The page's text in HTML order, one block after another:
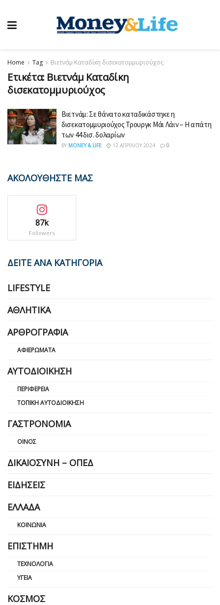
Home Tag Βιετνάμ Καταδίκη δισεκατομμυριούχος
Ετικέτα: Βιετνάμ Καταδίκη
δισεκατομμυριούχος
Βιετνάμ: Σε θάνατο καταδικάστηκε η
δισεκατομμυριούχος Τρουργκ Μάι Λάιν – Η απάτη
των 44 δισ. δολαρίων
BY MONEY & LIFE 12 ΑΠΡΙΛΊΟΥ 2024 0
ΑΚΟΛΟΥΘΗΣΤΕ ΜΑΣ
87k
Followers
ΔΕΙΤΕ ΑΝΑ ΚΑΤΗΓΟΡΙΑ
LIFESTYLE
ΑΘΛΗΤΙΚΆ
ΑΡΘΡΟΓΡΑΦΊΑ
ΑΦΙΕΡΏΜΑΤΑ
ΑΥΤΟΔΙΟΊΚΗΣΗ
ΠΕΡΙΦΈΡΕΙΑ
ΤΟΠΙΚΉ ΑΥΤΟΔΙΟΊΚΗΣΗ
ΓΑΣΤΡΟΝΟΜΊΑ
ΟΊΝΟΣ
ΔΙΚΑΙΟΣΎΝΗ – ΟΠΕΔ
ΕΙΔΉΣΕΙΣ
ΕΛΛΆΔΑ
ΚΟΙΝΩΝΊΑ
ΕΠΙΣΤΉΜΗ
ΤΕΧΝΟΛΟΓΊΑ
ΥΓΕΊΑ
ΚΌΣΜΟΣ